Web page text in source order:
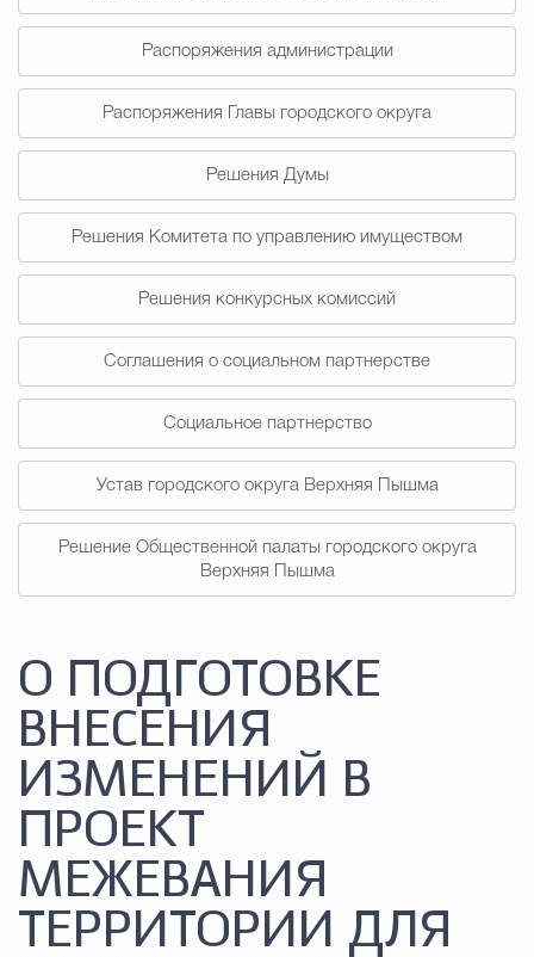
Гостям Городского
Общественная
Градостроительство и
Государственные организации
Распоряжения администрации
Распоряжения Главы городского округа
Решения Думы
Решения Комитета по управлению имуществом
Решения конкурсных комиссий
Соглашения о социальном партнерстве
Социальное партнерство
Устав городского округа Верхняя Пышма
Решение Общественной палаты городского округа
Верхняя Пышма
О ПОДГОТОВКЕ
ВНЕСЕНИЯ
ИЗМЕНЕНИЙ В
ПРОЕКТ
МЕЖЕВАНИЯ
ТЕРРИТОРИИ ДЛЯ